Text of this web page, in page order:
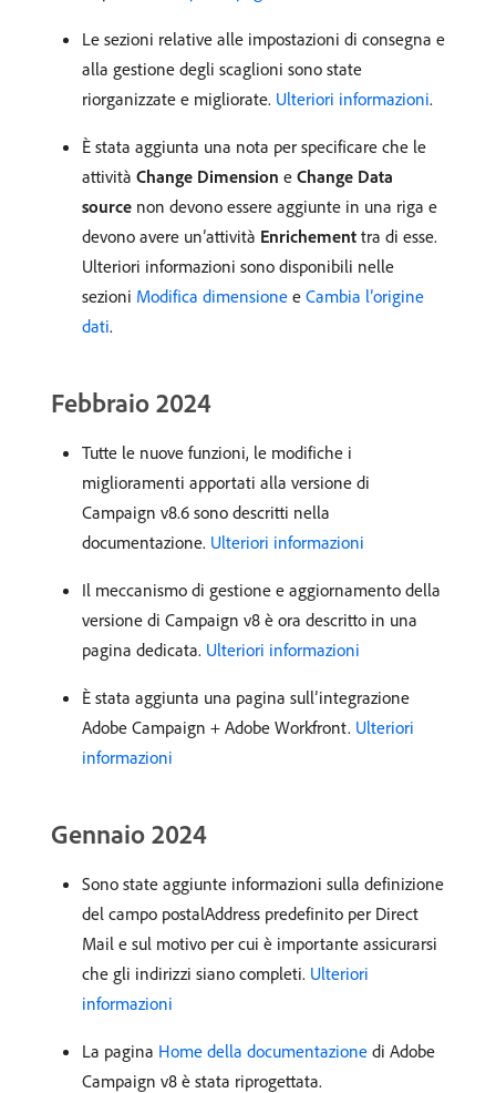
Le sezioni relative alle impostazioni di consegna e
alla gestione degli scaglioni sono state
riorganizzate e migliorate. Ulteriori informazioni.
È stata aggiunta una nota per specificare che le
attività Change Dimension e Change Data
source non devono essere aggiunte in una riga e
devono avere un’attività Enrichement tra di esse.
Ulteriori informazioni sono disponibili nelle
sezioni Modifica dimensione e Cambia l’origine
dati.
Febbraio 2024
Tutte le nuove funzioni, le modifiche i
miglioramenti apportati alla versione di
Campaign v8.6 sono descritti nella
documentazione. Ulteriori informazioni
Il meccanismo di gestione e aggiornamento della
versione di Campaign v8 è ora descritto in una
pagina dedicata. Ulteriori informazioni
È stata aggiunta una pagina sull’integrazione
Adobe Campaign + Adobe Workfront. Ulteriori
informazioni
Gennaio 2024
Sono state aggiunte informazioni sulla definizione
del campo postalAddress predefinito per Direct
Mail e sul motivo per cui è importante assicurarsi
che gli indirizzi siano completi. Ulteriori
informazioni
La pagina Home della documentazione di Adobe
Campaign v8 è stata riprogettata.